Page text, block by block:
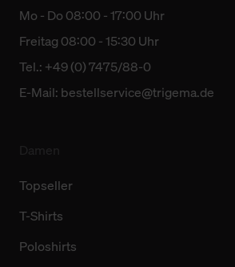
Mo - Do 08:00 - 17:00 Uhr
Freitag 08:00 - 15:30 Uhr
Tel.: +49 (0) 7475/88-0
E-Mail: bestellservice@trigema.de
Topseller
T-Shirts
Poloshirts